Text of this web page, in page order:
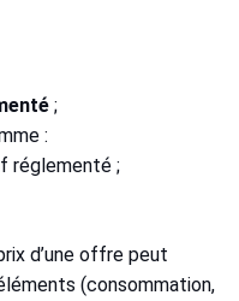
;
:
réglementé ;
d’une offre peut
(consommation,